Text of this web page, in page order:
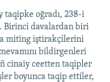
taqipke oğradı, 238-i
Birinci davalardan biri
miting iştirakçilerini
bildirgenleri
cinaiy ceetten taqipler
boyunca taqip ettiler,